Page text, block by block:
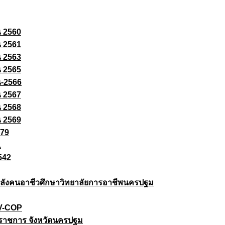
2560
2561
2563
2565
2566
2567
2568
2569
งคนอาชีวศึกษาวิทยาลัยการอาชีพนครปฐม
COP
าชการ จังหวัดนครปฐม